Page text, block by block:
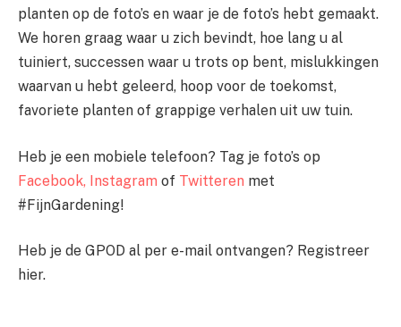
planten op de foto’s en waar je de foto’s hebt gemaakt.
We horen graag waar u zich bevindt, hoe lang u al
tuiniert, successen waar u trots op bent, mislukkingen
waarvan u hebt geleerd, hoop voor de toekomst,
favoriete planten of grappige verhalen uit uw tuin.
Heb je een mobiele telefoon? Tag je foto’s op
Facebook, Instagram of Twitteren met
#FijnGardening!
Heb je de GPOD al per e-mail ontvangen? Registreer
hier.